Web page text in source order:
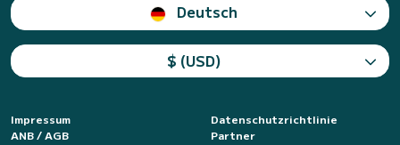
Deutsch
$ (USD)
Impressum
Datenschutzrichtlinie
ANB / AGB
Partner